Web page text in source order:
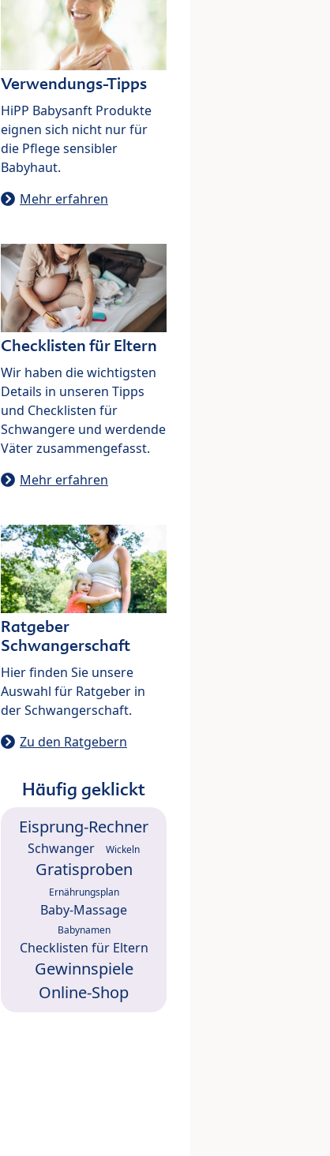
Verwendungs-Tipps
HiPP Babysanft Produkte
eignen sich nicht nur für
die Pflege sensibler
Babyhaut.
Mehr erfahren
Checklisten für Eltern
Wir haben die wichtigsten
Details in unseren Tipps
und Checklisten für
Schwangere und werdende
Väter zusammengefasst.
Mehr erfahren
Ratgeber
Schwangerschaft
Hier finden Sie unsere
Auswahl für Ratgeber in
der Schwangerschaft.
Zu den Ratgebern
Häufig geklickt
Eisprung-Rechner
Schwanger Wickeln
Gratisproben
Ernährungsplan
Baby-Massage
Babynamen
Checklisten für Eltern
Gewinnspiele
Online-Shop